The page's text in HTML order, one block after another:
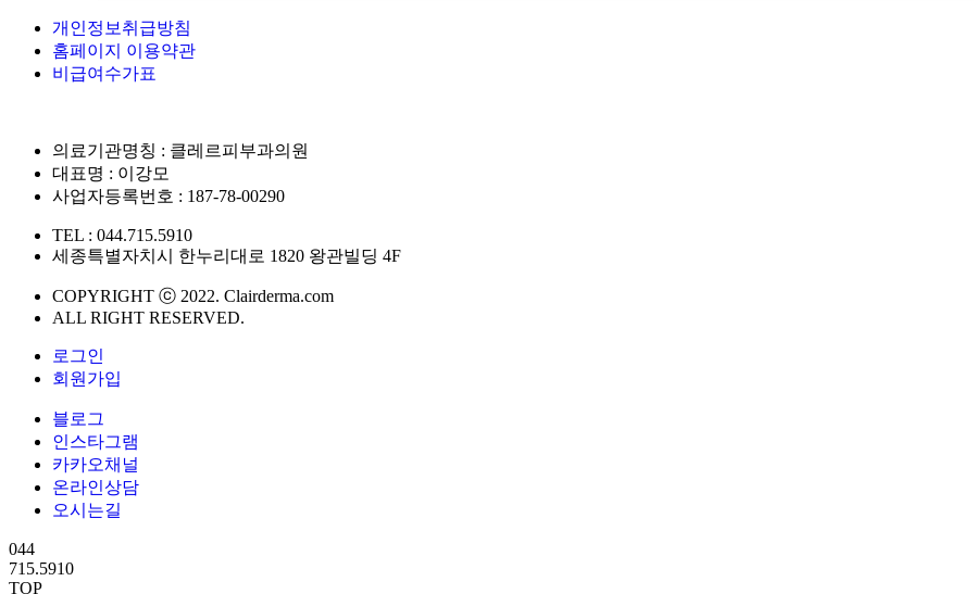
개인정보취급방침
홈페이지 이용약관
비급여수가표
의료기관명칭 : 클레르피부과의원
대표명 : 이강모
사업자등록번호 : 187-78-00290
TEL : 044.715.5910
세종특별자치시 한누리대로 1820 왕관빌딩 4F
COPYRIGHT ⓒ 2022. Clairderma.com
ALL RIGHT RESERVED.
로그인
회원가입
블로그
인스타그램
카카오채널
온라인상담
오시는길
044
715.5910
TOP